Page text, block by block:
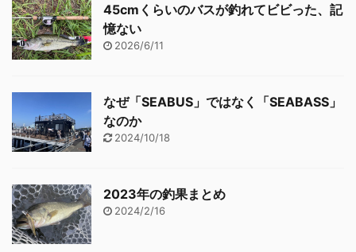
45cmくらいのバスが釣れてビビった、記
憶ない
2026/6/11
なぜ「SEABUS」ではなく「SEABASS」
なのか
2024/10/18
2023年の釣果まとめ
2024/2/16